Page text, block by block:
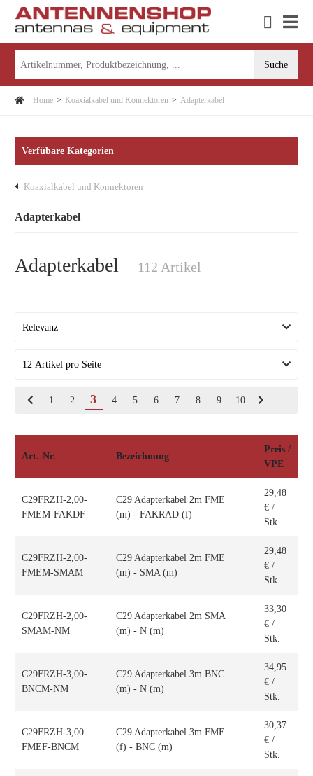
Home Koaxialkabel und Konnektoren Adapterkabel
Verfübare Kategorien
Koaxialkabel und Konnektoren
Adapterkabel
Adapterkabel 112 Artikel
1 2 3 4 5 6 7 8 9 10
Art.-Nr. Bezeichnung
Preis /
VPE
C29FRZH-2,00-
FMEM-FAKDF
C29 Adapterkabel 2m FME
(m) - FAKRAD (f)
29,48
€ /
Stk.
C29FRZH-2,00-
FMEM-SMAM
C29 Adapterkabel 2m FME
(m) - SMA (m)
29,48
€ /
Stk.
C29FRZH-2,00-
SMAM-NM
C29 Adapterkabel 2m SMA
(m) - N (m)
33,30
€ /
Stk.
C29FRZH-3,00-
BNCM-NM
C29 Adapterkabel 3m BNC
(m) - N (m)
34,95
€ /
Stk.
C29FRZH-3,00-
FMEF-BNCM
C29 Adapterkabel 3m FME
(f) - BNC (m)
30,37
€ /
Stk.